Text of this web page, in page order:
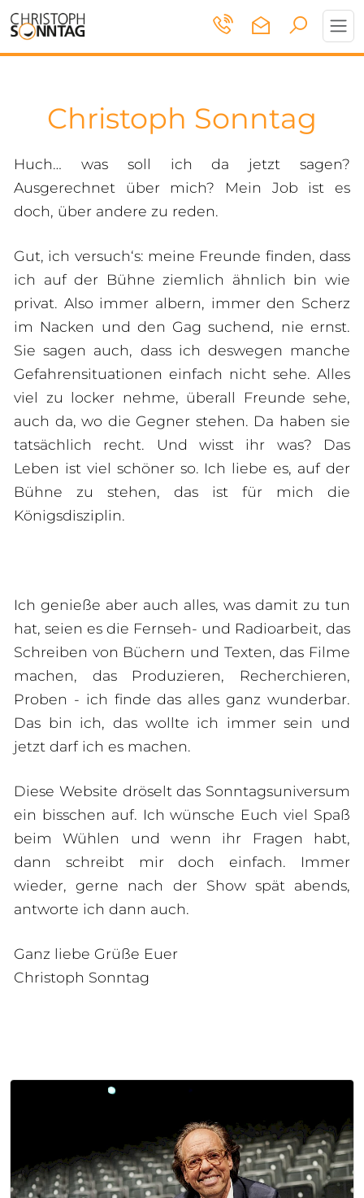
Tickets & Termine
Infos
Christoph Sonntag
Huch… was soll ich da jetzt sagen?
Ausgerechnet über mich? Mein Job ist es
doch, über andere zu reden.
Gut, ich versuch‘s: meine Freunde finden, dass
ich auf der Bühne ziemlich ähnlich bin wie
privat. Also immer albern, immer den Scherz
im Nacken und den Gag suchend, nie ernst.
Sie sagen auch, dass ich deswegen manche
Gefahrensituationen einfach nicht sehe. Alles
viel zu locker nehme, überall Freunde sehe,
auch da, wo die Gegner stehen. Da haben sie
tatsächlich recht. Und wisst ihr was? Das
Leben ist viel schöner so. Ich liebe es, auf der
Bühne zu stehen, das ist für mich die
Königsdisziplin.
Ich genieße aber auch alles, was damit zu tun
hat, seien es die Fernseh- und Radioarbeit, das
Schreiben von Büchern und Texten, das Filme
machen, das Produzieren, Recherchieren,
Proben - ich finde das alles ganz wunderbar.
Das bin ich, das wollte ich immer sein und
jetzt darf ich es machen.
Diese Website dröselt das Sonntagsuniversum
ein bisschen auf. Ich wünsche Euch viel Spaß
beim Wühlen und wenn ihr Fragen habt,
dann schreibt mir doch einfach. Immer
wieder, gerne nach der Show spät abends,
antworte ich dann auch.
Ganz liebe Grüße Euer
Christoph Sonntag